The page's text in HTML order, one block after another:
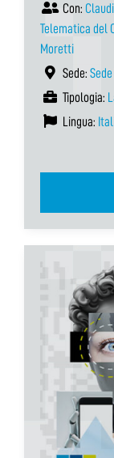
Con:
Telematica del
Moretti
Sede:
Tipologia:
Lingua: